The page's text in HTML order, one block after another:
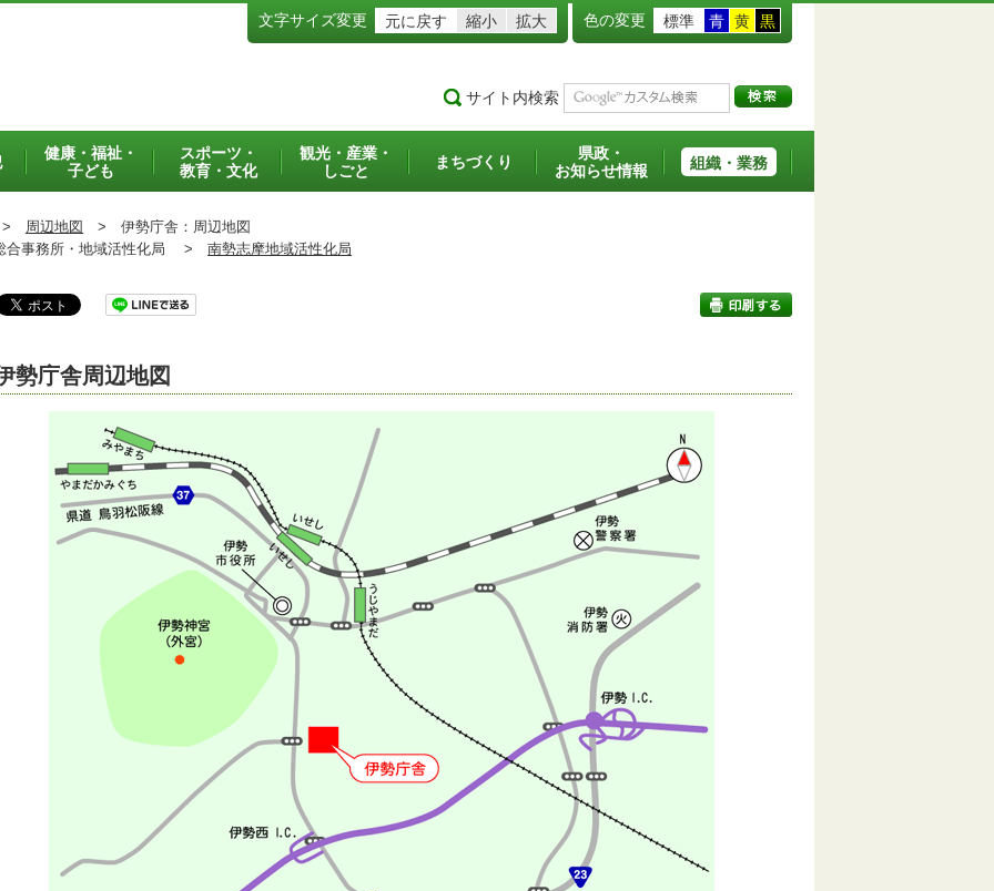
文字サイズ変更 元に戻す 縮小 拡大 色の変更 標準 青 黄 黒
サイト内検索
健康・福祉・
子ども
スポーツ・
教育・文化
観光・産業・
しごと
まちづくり
県政・
お知らせ情報
組織・業務
周辺地図 > 伊勢庁舎：周辺地図
事務所・地域活性化局 >
南勢志摩地域活性化局
印刷する
勢庁舎周辺地図